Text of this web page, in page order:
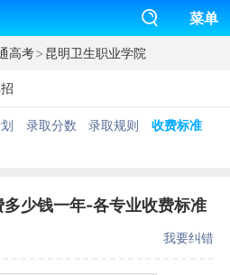
菜单
高考>昆明卫生职业学院
录取分数 录取规则
收费标准
少钱一年-各专业收费标准
我要纠错